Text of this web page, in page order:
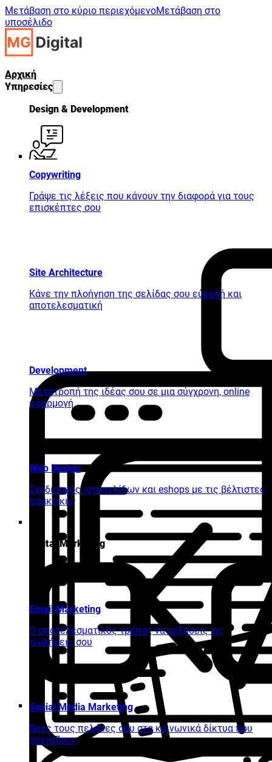
Μετάβαση στο κύριο περιεχόμενοΜετάβαση στο
υποσέλιδο
Αρχική
Υπηρεσίες
Design & Development
Copywriting
Γράψε τις λέξεις που κάνουν την διαφορά για τους
επισκέπτες σου
Site Architecture
Κάνε την πλοήγηση της σελίδας σου εύκολή και
αποτελεσματική
Development
Μετατροπή της ιδέας σου σε μια σύγχρονη, online
εφαρμογή
Web Design
Σχεδιασμός ιστοσελίδων και eshops με τις βέλτιστες
πρακτικές
Digital Marketing
Email Marketing
Ο αποτελεσματικός τρόπος να αυξήσεις τις
πωλήσεις σου
Social Media Marketing
Βρες τους πελάτες σου στα κοινωνικά δίκτυα που
συχνάζουν